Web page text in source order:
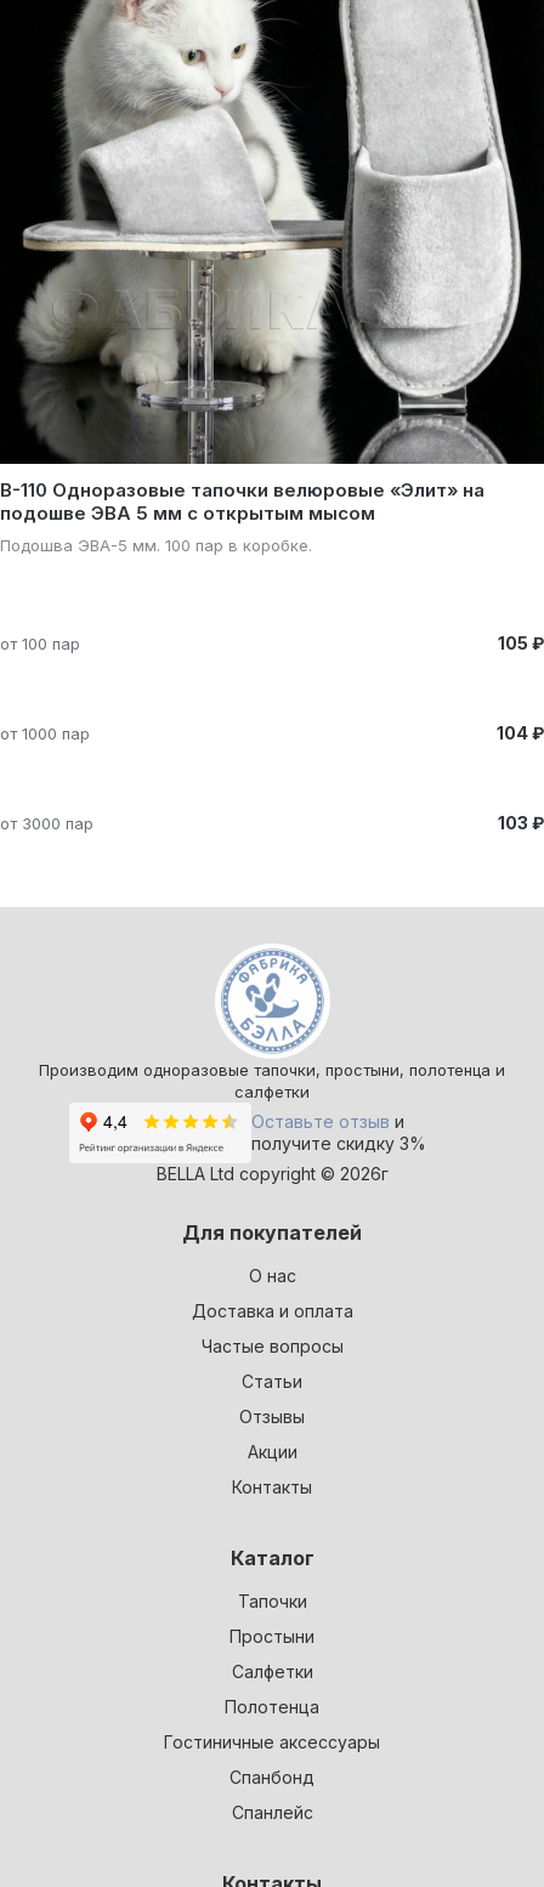
В-110 Одноразовые тапочки велюровые «Элит» на
подошве ЭВА 5 мм с открытым мысом
Подошва ЭВА-5 мм. 100 пар в коробке.
от 100 пар 105 ₽
от 1000 пар 104 ₽
от 3000 пар 103 ₽
Производим одноразовые тапочки, простыни, полотенца и
салфетки
Оставьте отзыв и
получите скидку 3%
BELLA Ltd copyright © 2026г
Для покупателей
О нас
Доставка и оплата
Частые вопросы
Статьи
Отзывы
Акции
Контакты
Каталог
Тапочки
Простыни
Салфетки
Полотенца
Гостиничные аксессуары
Спанбонд
Спанлейс